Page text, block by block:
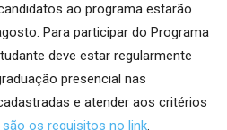
ao programa estarão
Para participar do Programa
deve estar regularmente
presencial nas
e atender aos critérios
são os requisitos no link.